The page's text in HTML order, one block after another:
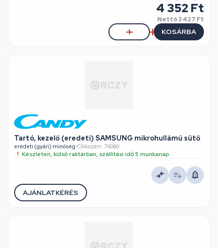
4 352 Ft
Nettó3 427 Ft
KOSÁRBA
Tartó, kezelő (eredeti) SAMSUNG mikrohullámú sütő
eredeti (gyári) minőség•Cikkszám: 76060
Készleten, külső raktárban, szállítási idő 5 munkanap
AJÁNLATKÉRÉS